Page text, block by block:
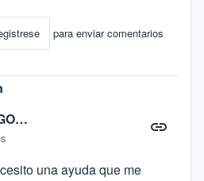
para enviar comentarios
URGENTEpor
una ayuda que me